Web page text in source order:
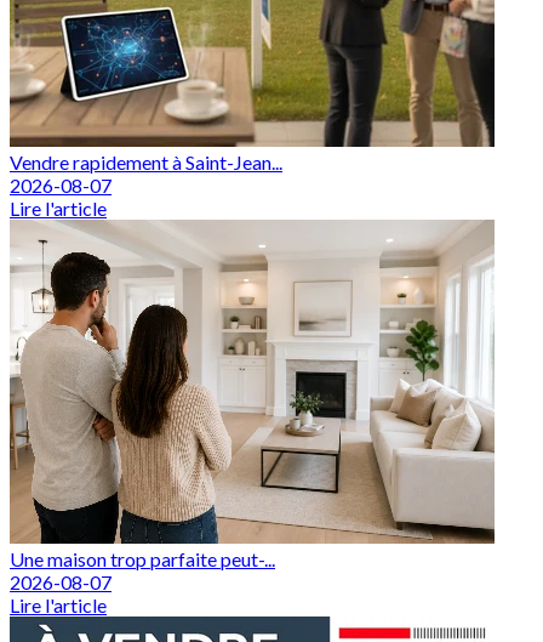
Vendre rapidement à Saint-Jean...
2026-08-07
Lire l'article
Une maison trop parfaite peut-...
2026-08-07
Lire l'article